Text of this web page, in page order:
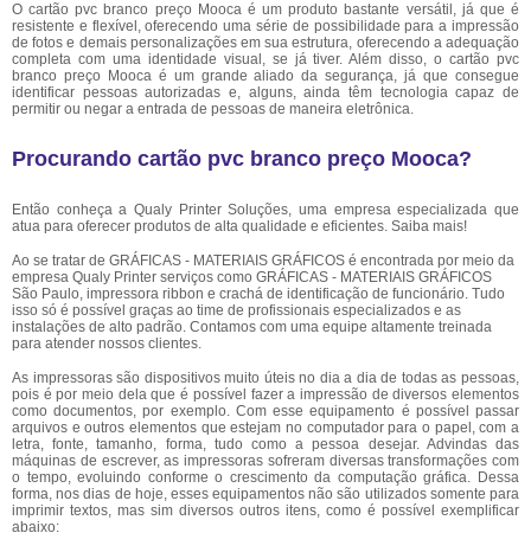
O cartão pvc branco preço Mooca é um produto bastante versátil, já que é
resistente e flexível, oferecendo uma série de possibilidade para a impressão
de fotos e demais personalizações em sua estrutura, oferecendo a adequação
completa com uma identidade visual, se já tiver. Além disso, o cartão pvc
branco preço Mooca é um grande aliado da segurança, já que consegue
identificar pessoas autorizadas e, alguns, ainda têm tecnologia capaz de
permitir ou negar a entrada de pessoas de maneira eletrônica.
Procurando cartão pvc branco preço Mooca?
Então conheça a Qualy Printer Soluções, uma empresa especializada que
atua para oferecer produtos de alta qualidade e eficientes. Saiba mais!
Ao se tratar de GRÁFICAS - MATERIAIS GRÁFICOS é encontrada por meio da
empresa Qualy Printer serviços como GRÁFICAS - MATERIAIS GRÁFICOS
São Paulo, impressora ribbon e crachá de identificação de funcionário. Tudo
isso só é possível graças ao time de profissionais especializados e as
instalações de alto padrão. Contamos com uma equipe altamente treinada
para atender nossos clientes.
As impressoras são dispositivos muito úteis no dia a dia de todas as pessoas,
pois é por meio dela que é possível fazer a impressão de diversos elementos
como documentos, por exemplo. Com esse equipamento é possível passar
arquivos e outros elementos que estejam no computador para o papel, com a
letra, fonte, tamanho, forma, tudo como a pessoa desejar. Advindas das
máquinas de escrever, as impressoras sofreram diversas transformações com
o tempo, evoluindo conforme o crescimento da computação gráfica. Dessa
forma, nos dias de hoje, esses equipamentos não são utilizados somente para
imprimir textos, mas sim diversos outros itens, como é possível exemplificar
abaixo: